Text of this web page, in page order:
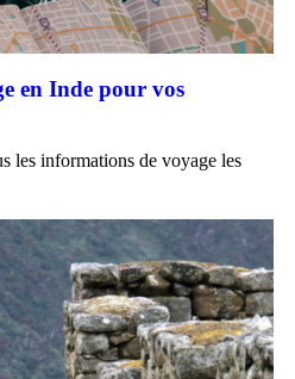
en Inde pour vos
les informations de voyage les